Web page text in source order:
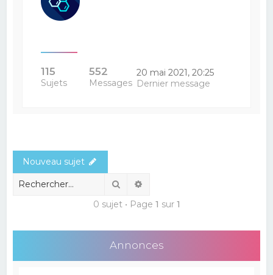
115
Sujets
552
Messages
20 mai 2021, 20:25
Dernier message
Nouveau sujet
Rechercher
0 sujet • Page 1 sur 1
Annonces